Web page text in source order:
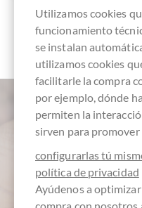
Utilizamos cookies
funcionamiento
se instalan
utilizamos cookies
facilitarle la compra
por ejemplo, dónde
permiten la
sirven para promover
configurarlas tú
política de privacidad
Ayúdenos a